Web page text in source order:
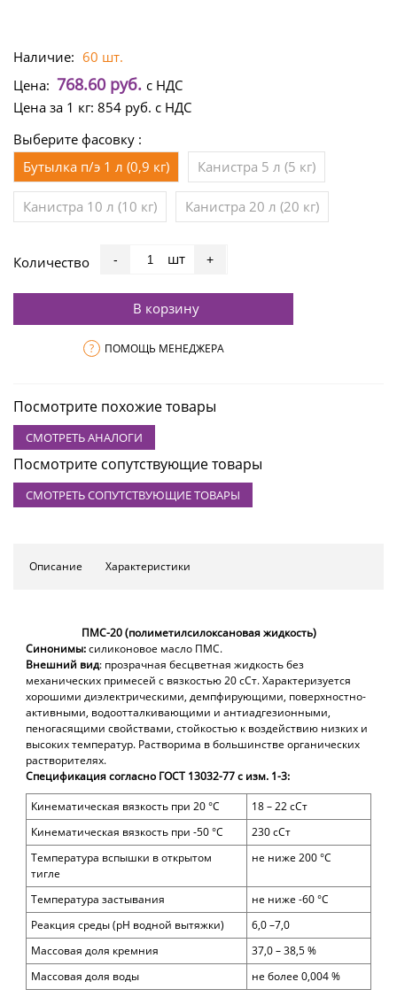
Наличие: 60 шт.
Цена: 768.60 руб. с НДС
Цена за 1 кг: 854 руб. с НДС
Выберите фасовку :
Бутылка п/э 1 л (0,9 кг)
Канистра 5 л (5 кг)
Канистра 10 л (10 кг) Канистра 20 л (20 кг)
Количество - шт +
В корзину
? ПОМОЩЬ МЕНЕДЖЕРА
Посмотрите похожие товары
СМОТРЕТЬ АНАЛОГИ
Посмотрите сопутствующие товары
СМОТРЕТЬ СОПУТСТВУЮЩИЕ ТОВАРЫ
Описание Характеристики
ПМС-20(полиметилсилоксановая жидкость)
Синонимы:силиконовое масло ПМС.
Внешний вид: прозрачная бесцветная жидкость без
механических примесей с вязкостью 20сСт. Характеризуется
хорошими диэлектрическими, демпфирующими, поверхностно-
активными, водоотталкивающими и антиадгезионными,
пеногасящими свойствами, стойкостью к воздействию низких и
высоких температур. Растворима в большинстве органических
растворителях.
Спецификация согласно ГОСТ 13032-77 с изм. 1-3:
Кинематическая вязкость при 20 °С
18 – 22 сСт
Кинематическая вязкость при -50 °С
230 сСт
Температура вспышки в открытом
тигле
не ниже 200 °С
Температура застывания
не ниже -60 °С
Реакция среды (pH водной вытяжки)
6,0 –7,0
Массовая доля кремния
37,0 – 38,5 %
Массовая доля воды
не более 0,004 %